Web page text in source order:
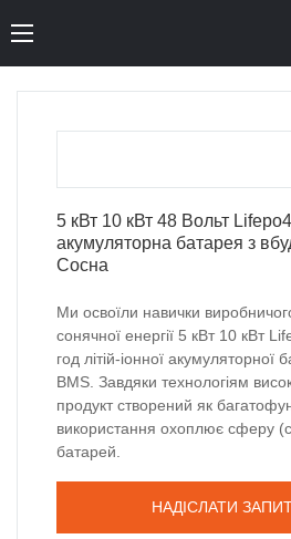
5 кВт 10 кВт 48 Вольт Lifepo4
акумуляторна батарея з
Сосна
Ми освоїли навички
сонячної енергії 5 кВт 10 кВт
год літій-іонної акумуляторної
BMS. Завдяки технологіям
продукт створений як
використання охоплює сферу
батарей.
НАДІСЛАТИ